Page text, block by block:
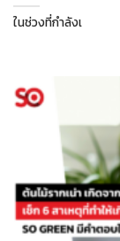
ในช่วงที่กำลังเ